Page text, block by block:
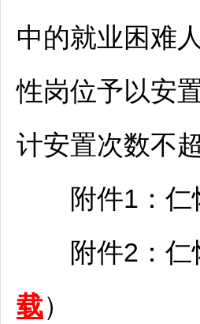
中的就业困难
性岗位予以安
计安置次数不
附件1： 仁
附件2： 仁
载）